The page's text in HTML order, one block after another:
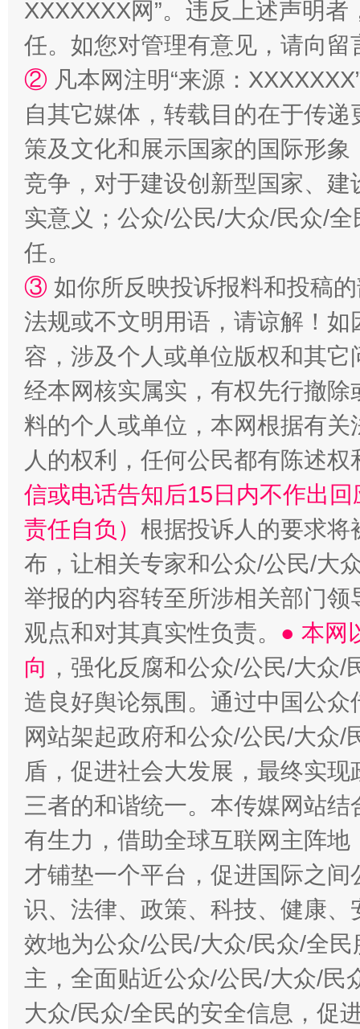
XXXXXXX网”。违反上述声明
任。如您对管理有意见，请向
② 凡本网注明“来源：
自其它媒体，转载目的在于传
策及文化和展示国家的国际形
竞争，对于建设创新型国家、
实意义；公众/公民/大众/民众/
任。
③ 如你所反映投诉报料和投稿
法规或不文明用语，请谅解！
容，涉及个人或单位版权和其它
经本网核实属实，有权先行撤
料的个人或单位，本网根据有
人的权利，任何公民都有陈述
信或电话告知后15日内不作出
责任自负） 根据投诉人的要求将
布，让相关专家和公众/公民/大
举报的内容转至所涉相关部门
观点和对其真实性负责。 ● 本网
向 ，强化反腐和公众/公民/大众
造良好舆论氛围。通过中国公
网站架起政府和公众/公民/大众
盾，促进社会大发展，最终实
三者的和谐统一。本传媒网站
有生力，借助全球互联网主阵
才铺垫一个平台，促进国际之
识、法律、政策、科技、健康
效地为公众/公民/大众/民众/全
主，全面贴近公众/公民/大众/民
大众/民众/全民的安全信息，促